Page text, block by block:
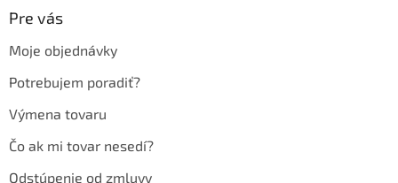
Pre vás
Moje objednávky
Potrebujem poradiť?
Výmena tovaru
Čo ak mi tovar nesedí?
Odstúpenie od zmluvy